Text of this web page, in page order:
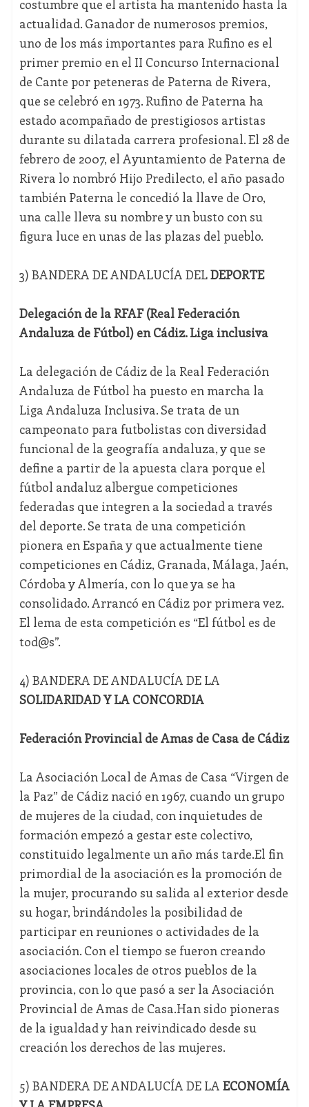
costumbre que el artista ha mantenido hasta la
actualidad. Ganador de numerosos premios,
uno de los más importantes para Rufino es el
primer premio en el II Concurso Internacional
de Cante por peteneras de Paterna de Rivera,
que se celebró en 1973. Rufino de Paterna ha
estado acompañado de prestigiosos artistas
durante su dilatada carrera profesional. El 28 de
febrero de 2007, el Ayuntamiento de Paterna de
Rivera lo nombró Hijo Predilecto, el año pasado
también Paterna le concedió la llave de Oro,
una calle lleva su nombre y un busto con su
figura luce en unas de las plazas del pueblo.
3) BANDERA DE ANDALUCÍA DELDEPORTE
Delegación de la RFAF (Real Federación
Andaluza de Fútbol) en Cádiz. Liga inclusiva
La delegación de Cádiz de la Real Federación
Andaluza de Fútbol ha puesto en marcha la
Liga Andaluza Inclusiva. Se trata de un
campeonato para futbolistas con diversidad
funcional de la geografía andaluza, y que se
define a partir de la apuesta clara porque el
fútbol andaluz albergue competiciones
federadas que integren a la sociedad a través
del deporte. Se trata de una competición
pionera en España y que actualmente tiene
competiciones en Cádiz, Granada, Málaga, Jaén,
Córdoba y Almería, con lo que ya se ha
consolidado. Arrancó en Cádiz por primera vez.
El lema de esta competición es “El fútbol es de
tod@s”.
4) BANDERA DE ANDALUCÍA DE LA
SOLIDARIDAD Y LA CONCORDIA
Federación Provincial de Amas de Casa de Cádiz
La Asociación Local de Amas de Casa “Virgen de
la Paz” de Cádiz nació en 1967, cuando un grupo
de mujeres de la ciudad, con inquietudes de
formación empezó a gestar este colectivo,
constituido legalmente un año más tarde.El fin
primordial de la asociación es la promoción de
la mujer, procurando su salida al exterior desde
su hogar, brindándoles la posibilidad de
participar en reuniones o actividades de la
asociación. Con el tiempo se fueron creando
asociaciones locales de otros pueblos de la
provincia, con lo que pasó a ser la Asociación
Provincial de Amas de Casa.Han sido pioneras
de la igualdad y han reivindicado desde su
creación los derechos de las mujeres.
5) BANDERA DE ANDALUCÍA DE LA ECONOMÍA